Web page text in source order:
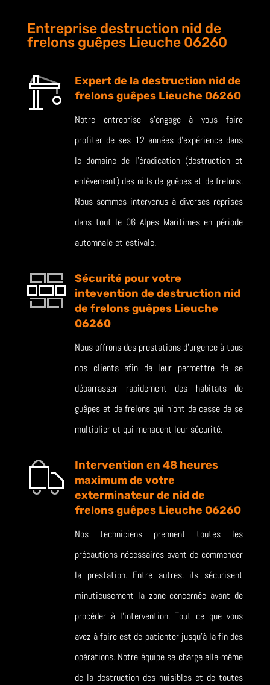
Entreprise destruction nid de
frelons guêpes Lieuche 06260
Expert de la destruction nid de
frelons guêpes Lieuche 06260
Notre entreprise s’engage à vous faire
profiter de ses 12 années d’expérience dans
le domaine de l’éradication (destruction et
enlèvement) des nids de guêpes et de frelons.
Nous sommes intervenus à diverses reprises
dans tout le 06 Alpes Maritimes en période
automnale et estivale.
Sécurité pour votre
intevention de destruction nid
de frelons guêpes Lieuche
06260
Nous offrons des prestations d’urgence à tous
nos clients afin de leur permettre de se
débarrasser rapidement des habitats de
guêpes et de frelons qui n’ont de cesse de se
multiplier et qui menacent leur sécurité.
Intervention en 48 heures
maximum de votre
exterminateur de nid de
frelons guêpes Lieuche 06260
Nos techniciens prennent toutes les
précautions nécessaires avant de commencer
la prestation. Entre autres, ils sécurisent
minutieusement la zone concernée avant de
procéder à l’intervention. Tout ce que vous
avez à faire est de patienter jusqu’à la fin des
opérations. Notre équipe se charge elle-même
de la destruction des nuisibles et de toutes